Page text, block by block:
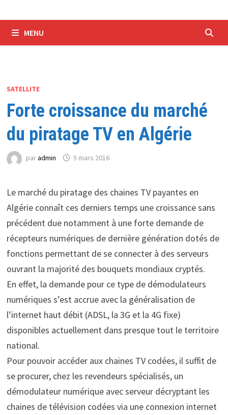
MENU
SATELLITE
Forte croissance du marché
du piratage TV en Algérie
paradmin 5 mars 2016
Le marché du piratage des chaines TV payantes en
Algérie connaît ces derniers temps une croissance sans
précédent due notamment à une forte demande de
récepteurs numériques de dernière génération dotés de
fonctions permettant de se connecter à des serveurs
ouvrant la majorité des bouquets mondiaux cryptés.
En effet, la demande pour ce type de démodulateurs
numériques s’est accrue avec la généralisation de
l’internet haut débit (ADSL, la 3G et la 4G fixe)
disponibles actuellement dans presque tout le territoire
national.
Pour pouvoir accéder aux chaines TV codées, il suffit de
se procurer, chez les revendeurs spécialisés, un
démodulateur numérique avec serveur décryptant les
chaines de télévision codées via une connexion internet